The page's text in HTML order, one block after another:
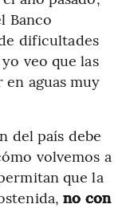
Banco
dificultades
veo que las
aguas muy
del país debe
volvemos a
que la
no con